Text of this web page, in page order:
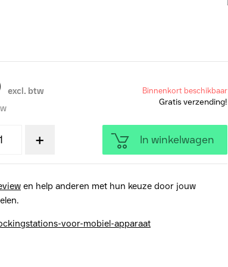
excl. btw Binnenkort beschikbaar
Gratis verzending!
+ In winkelwagen
en help anderen met hun keuze door jouw
voor-mobiel-apparaat